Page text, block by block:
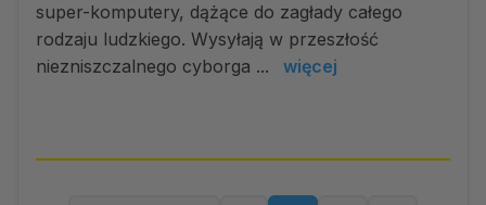
super-komputery, dążące do zagłady całego
rodzaju ludzkiego. Wysyłają w przeszłość
niezniszczalnego cyborga ...
więcej